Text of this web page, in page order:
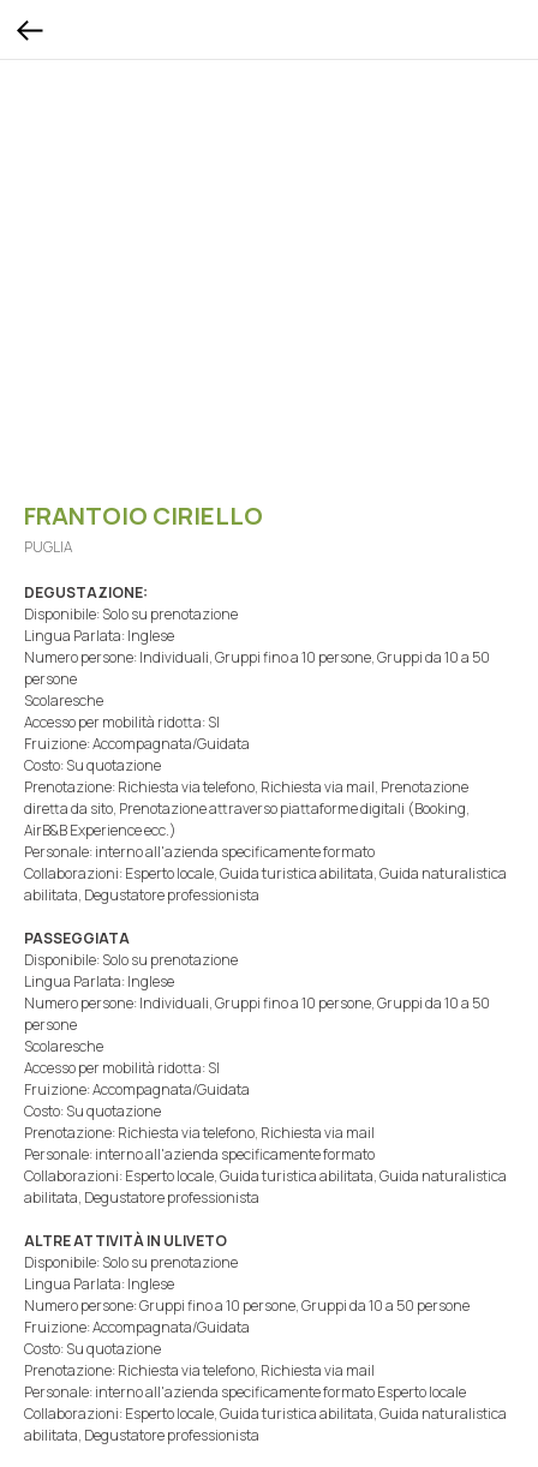
FRANTOIO CIRIELLO
PUGLIA
DEGUSTAZIONE:
Disponibile: Solo su prenotazione
Lingua Parlata: Inglese
Numero persone: Individuali, Gruppi fino a 10 persone, Gruppi da 10 a 50
persone
Scolaresche
Accesso per mobilità ridotta: SI
Fruizione: Accompagnata/Guidata
Costo: Su quotazione
Prenotazione: Richiesta via telefono, Richiesta via mail, Prenotazione
diretta da sito, Prenotazione attraverso piattaforme digitali (Booking,
AirB&B Experience ecc.)
Personale: interno all'azienda specificamente formato
Collaborazioni: Esperto locale, Guida turistica abilitata, Guida naturalistica
abilitata, Degustatore professionista
PASSEGGIATA
Disponibile: Solo su prenotazione
Lingua Parlata: Inglese
Numero persone: Individuali, Gruppi fino a 10 persone, Gruppi da 10 a 50
persone
Scolaresche
Accesso per mobilità ridotta: SI
Fruizione: Accompagnata/Guidata
Costo: Su quotazione
Prenotazione: Richiesta via telefono, Richiesta via mail
Personale: interno all'azienda specificamente formato
Collaborazioni: Esperto locale, Guida turistica abilitata, Guida naturalistica
abilitata, Degustatore professionista
ALTRE ATTIVITÀ IN ULIVETO
Disponibile: Solo su prenotazione
Lingua Parlata: Inglese
Numero persone: Gruppi fino a 10 persone, Gruppi da 10 a 50 persone
Fruizione: Accompagnata/Guidata
Costo: Su quotazione
Prenotazione: Richiesta via telefono, Richiesta via mail
Personale: interno all'azienda specificamente formato Esperto locale
Collaborazioni: Esperto locale, Guida turistica abilitata, Guida naturalistica
abilitata, Degustatore professionista